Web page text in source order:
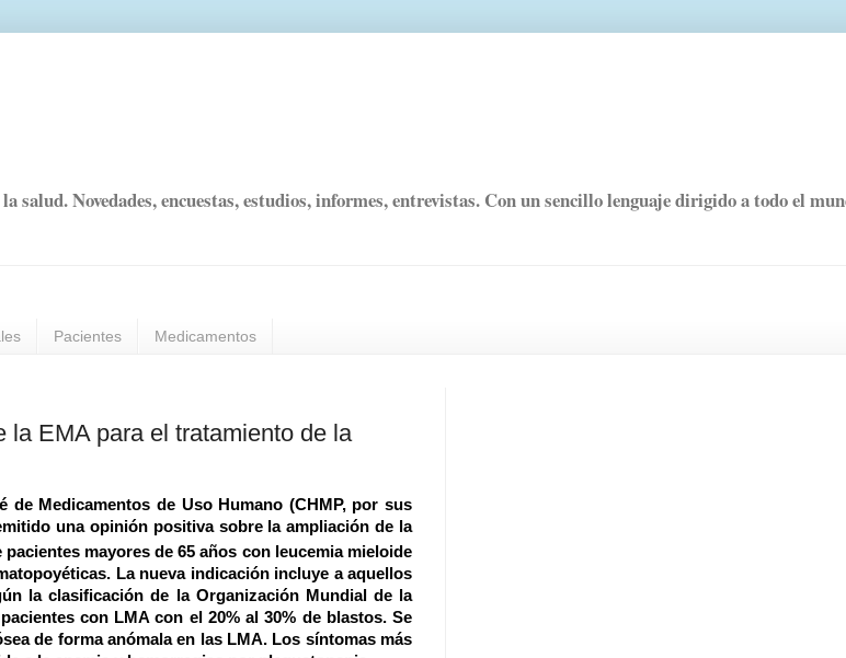
Novedades, encuestas, estudios, informes, entrevistas. Con un sencillo lenguaje dirigido a todo el
Pacientes Medicamentos
EMA para el tratamiento de la
Medicamentos de Uso Humano (CHMP, por sus
una opinión positiva sobre la ampliación de la
mayores de 65 años con leucemia mieloide
La nueva indicación incluye a aquellos
la clasificación de la Organización Mundial de la
con LMA con el 20% al 30% de blastos. Se
de forma anómala en las LMA. Los síntomas más